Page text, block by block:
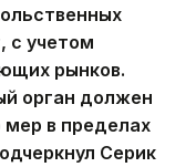
с учетом
рынков.
орган должен
в пределах
Серик